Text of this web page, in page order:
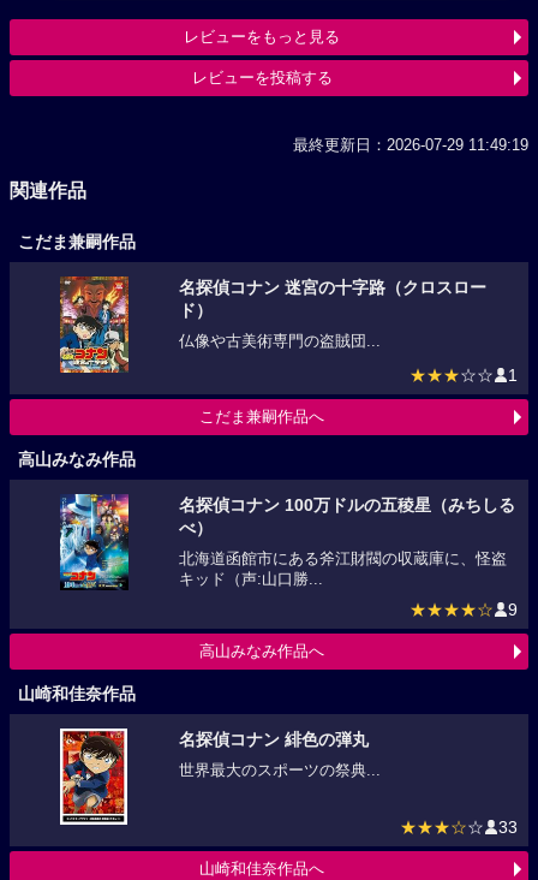
レビューをもっと見る
レビューを投稿する
最終更新日：2026-07-29 11:49:19
関連作品
こだま兼嗣作品
名探偵コナン 迷宮の十字路（クロスロー
ド）
仏像や古美術専門の盗賊団...
★★★☆☆ 1
こだま兼嗣作品へ
高山みなみ作品
名探偵コナン 100万ドルの五稜星（みちしる
べ）
北海道函館市にある斧江財閥の収蔵庫に、怪盗
キッド（声:山口勝...
★★★★☆ 9
高山みなみ作品へ
山崎和佳奈作品
名探偵コナン 緋色の弾丸
世界最大のスポーツの祭典...
★★★☆☆ 33
山崎和佳奈作品へ